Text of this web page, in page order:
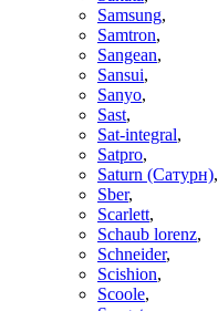
Samsung,
Samtron,
Sangean,
Sansui,
Sanyo,
Sast,
Sat-integral,
Satpro,
Saturn (Сатурн),
Sber,
Scarlett,
Schaub lorenz,
Schneider,
Scishion,
Scoole,